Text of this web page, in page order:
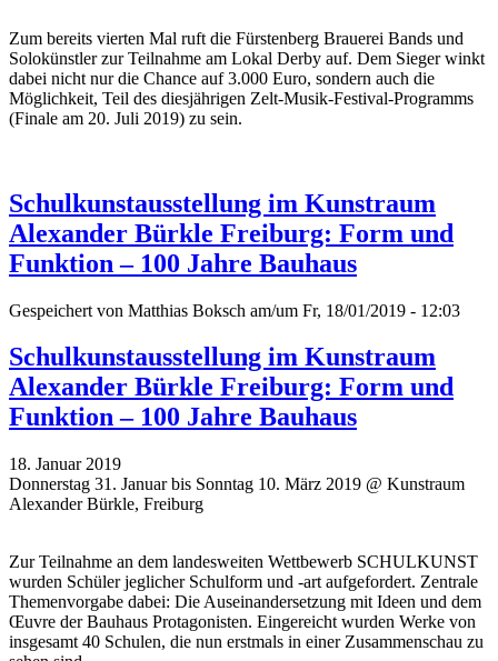
Zum bereits vierten Mal ruft die Fürstenberg Brauerei Bands und
Solokünstler zur Teilnahme am Lokal Derby auf. Dem Sieger winkt
dabei nicht nur die Chance auf 3.000 Euro, sondern auch die
Möglichkeit, Teil des diesjährigen Zelt-Musik-Festival-Programms
(Finale am 20. Juli 2019) zu sein.
Schulkunstausstellung im Kunstraum
Alexander Bürkle Freiburg: Form und
Funktion – 100 Jahre Bauhaus
Gespeichert von Matthias Boksch am/um Fr, 18/01/2019 - 12:03
Schulkunstausstellung im Kunstraum
Alexander Bürkle Freiburg: Form und
Funktion – 100 Jahre Bauhaus
18. Januar 2019
Donnerstag 31. Januar bis Sonntag 10. März 2019 @ Kunstraum
Alexander Bürkle, Freiburg
Zur Teilnahme an dem landesweiten Wettbewerb SCHULKUNST
wurden Schüler jeglicher Schulform und -art aufgefordert. Zentrale
Themenvorgabe dabei: Die Auseinandersetzung mit Ideen und dem
Œuvre der Bauhaus Protagonisten. Eingereicht wurden Werke von
insgesamt 40 Schulen, die nun erstmals in einer Zusammenschau zu